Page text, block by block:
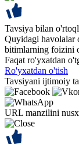
Tavsiya bilan
Quyidagi havolalar
bitimlarning foizini
Faqat ro'yxatdan
Ro'yxatdan o'tish
Tavsiyani ijtimoiy
URL manzilini